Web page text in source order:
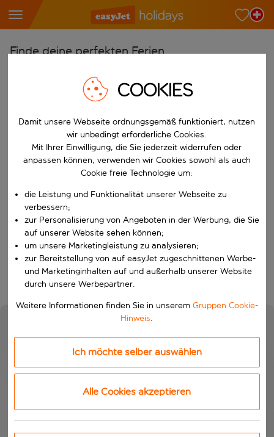
Finde deine perfekten Ferien
Wähle deine Flughäfen
Beginne mit der Eingabe für die automatische
Reiseziele finden
Nach
W&auml;hle ein Ab- und R&uuml;ckflugdatum aus.
Wähle deine Reisedaten
Wann
Wer
Suchen
COOKIES
Damit unsere Webseite ordnungsgemäß funktioniert, nutzen
wir unbedingt erforderliche Cookies.
Mit Ihrer Einwilligung, die Sie jederzeit widerrufen oder
anpassen können, verwenden wir Cookies sowohl als auch
Cookie freie Technologie um:
die Leistung und Funktionalität unserer Webseite zu
verbessern;
zur Personalisierung von Angeboten in der Werbung, die Sie
auf unserer Website sehen können;
um unsere Marketingleistung zu analysieren;
zur Bereitstellung von auf easyJet zugeschnittenen Werbe-
und Marketinginhalten auf und außerhalb unserer Website
durch unsere Werbepartner.
Weitere Informationen finden Sie in unserem Gruppen Cookie-
Hinweis.
Ich möchte selber auswählen
Alle Cookies akzeptieren